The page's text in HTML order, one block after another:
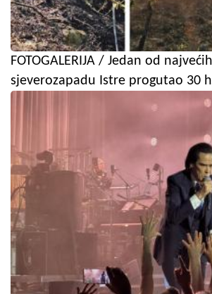
FOTOGALERIJA / Jedan od
sjeverozapadu Istre progutao 30